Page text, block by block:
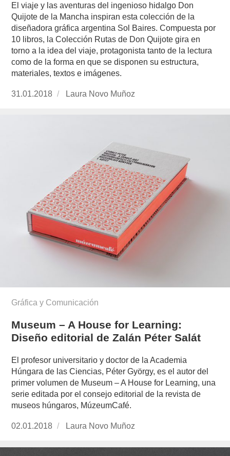
El viaje y las aventuras del ingenioso hidalgo Don
Quijote de la Mancha inspiran esta colección de la
diseñadora gráfica argentina Sol Baires. Compuesta por
10 libros, la Colección Rutas de Don Quijote gira en
torno a la idea del viaje, protagonista tanto de la lectura
como de la forma en que se disponen su estructura,
materiales, textos e imágenes.
Publicado
31.01.2018
https://www.experimenta.es/author/laura-
Laura Novo Muñoz
Gráfica y Comunicación
Museum – A House for Learning:
Diseño editorial de Zalán Péter Salát
El profesor universitario y doctor de la Academia
Húngara de las Ciencias, Péter György, es el autor del
primer volumen de Museum – A House for Learning, una
serie editada por el consejo editorial de la revista de
museos húngaros, MúzeumCafé.
Publicado
02.01.2018
https://www.experimenta.es/author/laura-
Laura Novo Muñoz